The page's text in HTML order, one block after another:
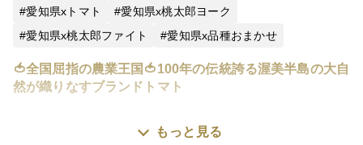
愛知県xトマト
愛知県x桃太郎ヨーク
愛知県x桃太郎ファイト
愛知県x品種おまかせ
🍅全国屈指の農業王国🍅100年の伝統誇る渥美半島の大自
然が織りなすブランドトマト
※こちらは【2026年11月上旬】発送の予約商品です。
もっと見る